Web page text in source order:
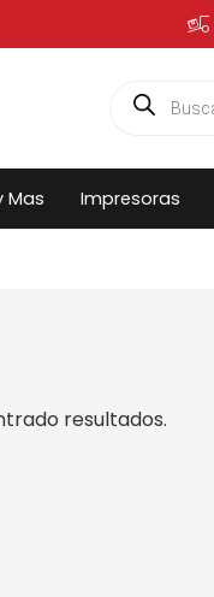
Búsqueda
de
Mas Impresoras
resultados.